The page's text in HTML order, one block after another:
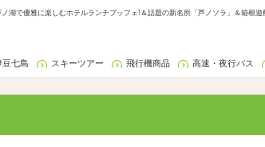
湖で優雅に楽しむホテルランチブッフェ!＆話題の新名所「芦ノソラ」＆箱根
豆七島 スキーツアー 飛行機商品 高速・夜行バス